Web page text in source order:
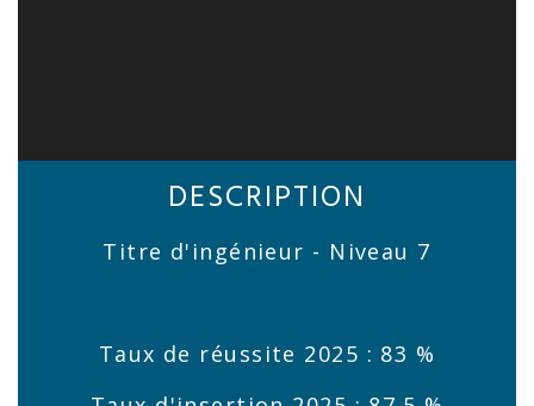
DESCRIPTION
Titre d'ingénieur - Niveau 7
Taux de réussite 2025 : 83 %